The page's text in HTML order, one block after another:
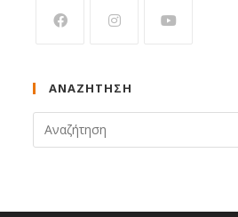
ΑΝΑΖΉΤΗΣΗ